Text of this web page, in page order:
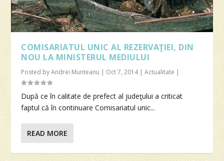
COMISARIATUL UNIC AL REZERVAŢIEI, DIN
NOU LA MINISTERUL MEDIULUI
Posted byAndrei Munteanu | Oct 7, 2014|Actualitate |
După ce în calitate de prefect al judeţului a criticat
faptul că în continuare Comisariatul unic...
READ MORE